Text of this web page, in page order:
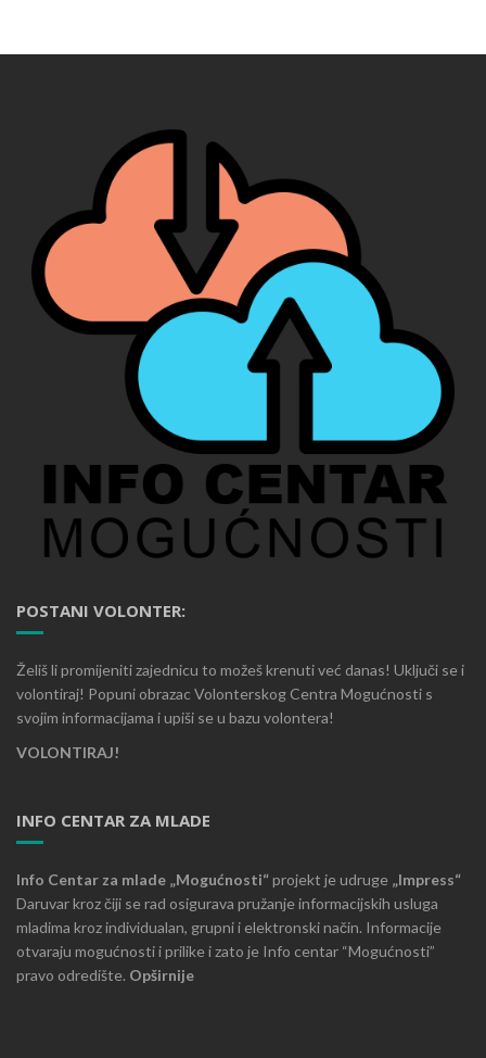
POSTANI VOLONTER:
Želiš li promijeniti zajednicu to možeš krenuti već danas! Uključi se i
volontiraj! Popuni obrazac Volonterskog Centra Mogućnosti s
svojim informacijama i upiši se u bazu volontera!
VOLONTIRAJ!
INFO CENTAR ZA MLADE
Info Centar za mlade „Mogućnosti“projekt je udruge „Impress“
Daruvar kroz čiji se rad osigurava pružanje informacijskih usluga
mladima kroz individualan, grupni i elektronski način. Informacije
otvaraju mogućnosti i prilike i zato je Info centar “Mogućnosti”
pravo odredište. Opširnije